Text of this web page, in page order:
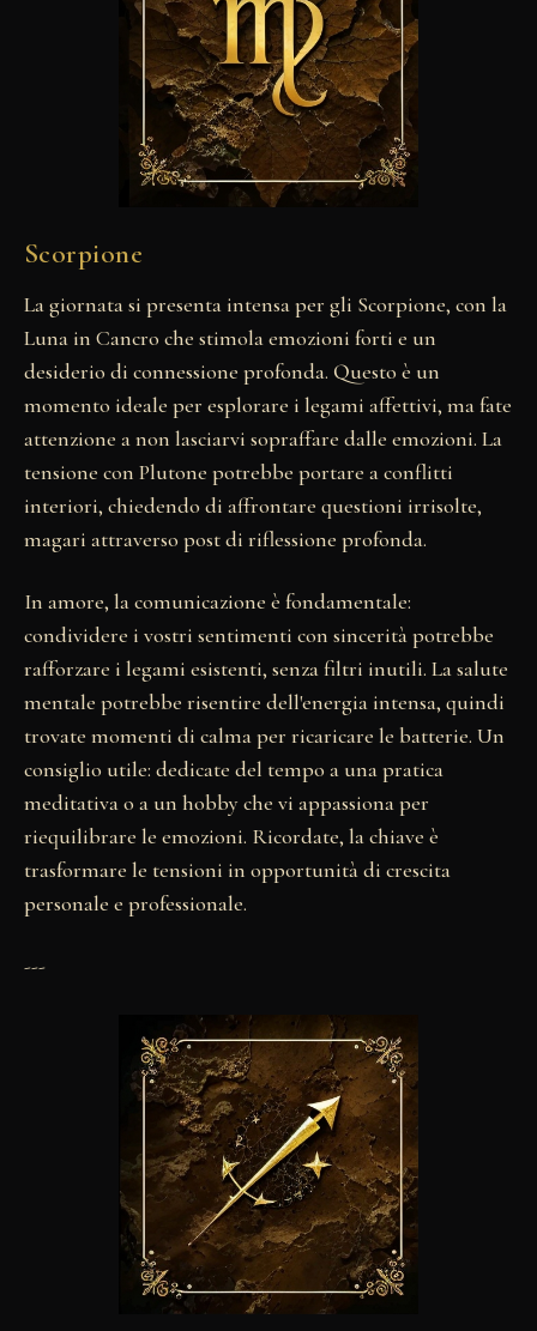
Scorpione
La giornata si presenta intensa per gli Scorpione, con la
Luna in Cancro che stimola emozioni forti e un
desiderio di connessione profonda. Questo è un
momento ideale per esplorare i legami affettivi, ma fate
attenzione a non lasciarvi sopraffare dalle emozioni. La
tensione con Plutone potrebbe portare a conflitti
interiori, chiedendo di affrontare questioni irrisolte,
magari attraverso post di riflessione profonda.
In amore, la comunicazione è fondamentale:
condividere i vostri sentimenti con sincerità potrebbe
rafforzare i legami esistenti, senza filtri inutili. La salute
mentale potrebbe risentire dell'energia intensa, quindi
trovate momenti di calma per ricaricare le batterie. Un
consiglio utile: dedicate del tempo a una pratica
meditativa o a un hobby che vi appassiona per
riequilibrare le emozioni. Ricordate, la chiave è
trasformare le tensioni in opportunità di crescita
personale e professionale.
---